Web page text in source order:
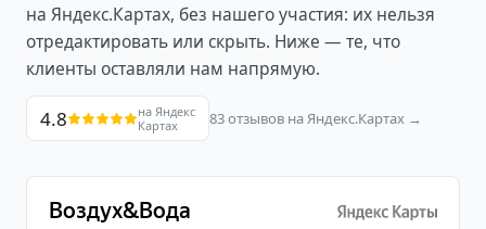
на Яндекс.Картах, без нашего участия: их нельзя
отредактировать или скрыть. Ниже — те, что
клиенты оставляли нам напрямую.
4.8
на Яндекс
Картах
83отзывов на Яндекс.Картах →